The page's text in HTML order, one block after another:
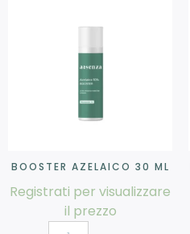
BOOSTER AZELAICO 30 ML
Registrati per visualizzare
il prezzo